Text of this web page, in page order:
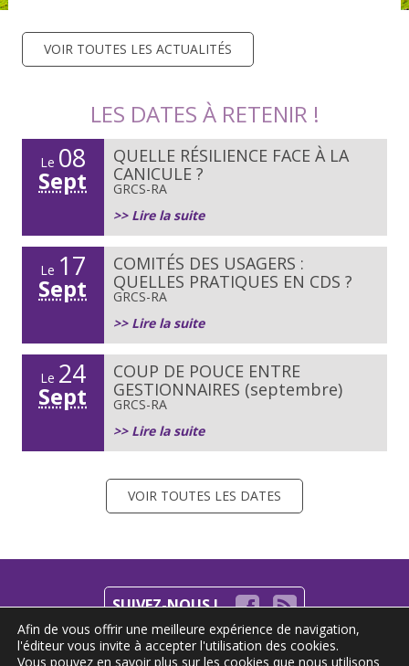
VOIR TOUTES LES ACTUALITÉS
LES DATES À RETENIR !
Le 08
Sept
QUELLE RÉSILIENCE FACE À LA
CANICULE ?
GRCS-RA
>> Lire la suite
Le 17
Sept
COMITÉS DES USAGERS :
QUELLES PRATIQUES EN CDS ?
GRCS-RA
>> Lire la suite
Le 24
Sept
COUP DE POUCE ENTRE
GESTIONNAIRES (septembre)
GRCS-RA
>> Lire la suite
VOIR TOUTES LES DATES
SUIVEZ-NOUS !
S'INSCRIRE À LA NEWSLETTER
Afin de vous offrir une meilleure expérience de navigation,
l'éditeur vous invite à accepter l'utilisation des cookies.
Vous pouvez en savoir plus sur les cookies que nous utilisons